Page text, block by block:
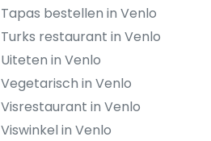
Tapas bestellen in Venlo
Turks restaurant in Venlo
Uiteten in Venlo
Vegetarisch in Venlo
Visrestaurant in Venlo
Viswinkel in Venlo